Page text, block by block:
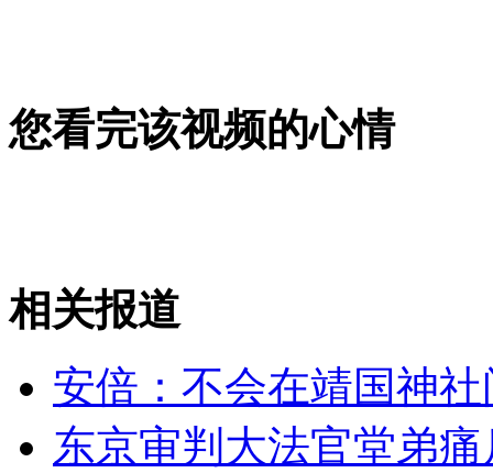
泸县桃子沟煤矿瓦斯事故:28名遇难者名单公布
山西运城恶犬咬伤多人 警民合力深夜将其击毙
您看完该视频的心情
相关报道
安倍：不会在靖国神
东京审判大法官堂弟